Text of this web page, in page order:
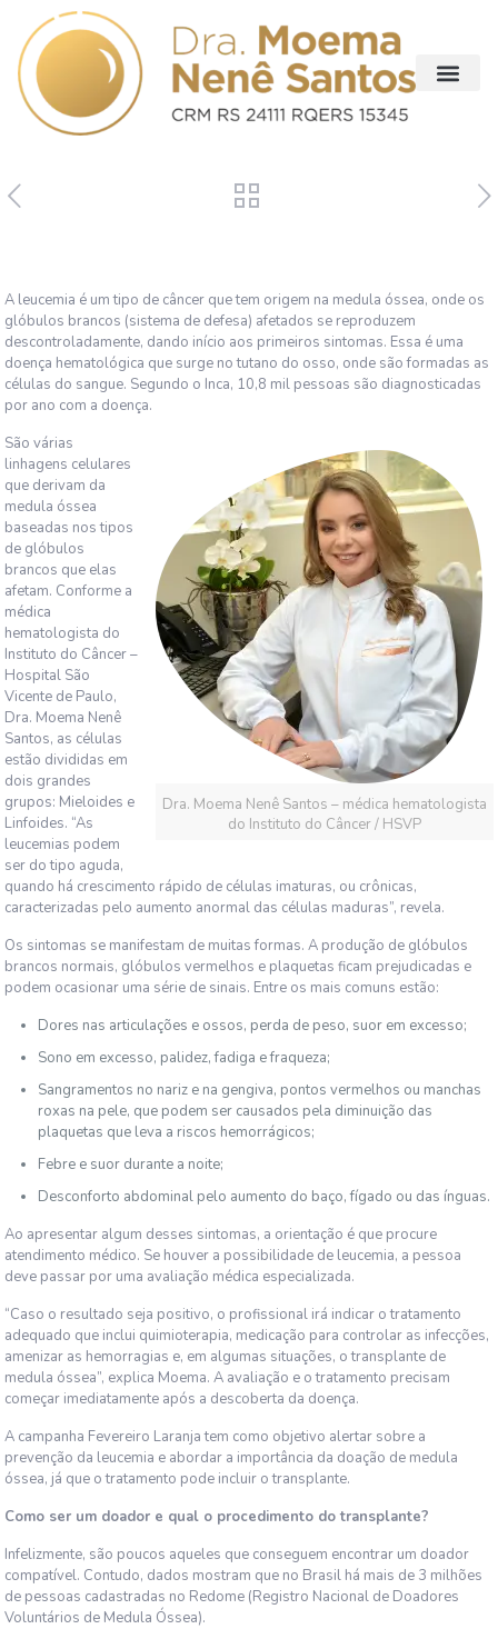
A leucemia é um tipo de câncer que tem origem na medula óssea, onde os
glóbulos brancos (sistema de defesa) afetados se reproduzem
descontroladamente, dando início aos primeiros sintomas. Essa é uma
doença hematológica que surge no tutano do osso, onde são formadas as
células do sangue. Segundo o Inca, 10,8 mil pessoas são diagnosticadas
por ano com a doença.
Dra. Moema Nenê Santos – médica hematologista
do Instituto do Câncer / HSVP
São várias
linhagens celulares
que derivam da
medula óssea
baseadas nos tipos
de glóbulos
brancos que elas
afetam. Conforme a
médica
hematologista do
Instituto do Câncer –
Hospital São
Vicente de Paulo,
Dra. Moema Nenê
Santos, as células
estão divididas em
dois grandes
grupos: Mieloides e
Linfoides. “As
leucemias podem
ser do tipo aguda,
quando há crescimento rápido de células imaturas, ou crônicas,
caracterizadas pelo aumento anormal das células maduras”, revela.
Os sintomas se manifestam de muitas formas. A produção de glóbulos
brancos normais, glóbulos vermelhos e plaquetas ficam prejudicadas e
podem ocasionar uma série de sinais. Entre os mais comuns estão:
Dores nas articulações e ossos, perda de peso, suor em excesso;
Sono em excesso, palidez, fadiga e fraqueza;
Sangramentos no nariz e na gengiva, pontos vermelhos ou manchas
roxas na pele, que podem ser causados pela diminuição das
plaquetas que leva a riscos hemorrágicos;
Febre e suor durante a noite;
Desconforto abdominal pelo aumento do baço, fígado ou das ínguas.
Ao apresentar algum desses sintomas, a orientação é que procure
atendimento médico. Se houver a possibilidade de leucemia, a pessoa
deve passar por uma avaliação médica especializada.
“Caso o resultado seja positivo, o profissional irá indicar o tratamento
adequado que inclui quimioterapia, medicação para controlar as infecções,
amenizar as hemorragias e, em algumas situações, o transplante de
medula óssea”, explica Moema. A avaliação e o tratamento precisam
começar imediatamente após a descoberta da doença.
A campanha Fevereiro Laranja tem como objetivo alertar sobre a
prevenção da leucemia e abordar a importância da doação de medula
óssea, já que o tratamento pode incluir o transplante.
Como ser um doador e qual o procedimento do transplante?
Infelizmente, são poucos aqueles que conseguem encontrar um doador
compatível. Contudo, dados mostram que no Brasil há mais de 3 milhões
de pessoas cadastradas no Redome (Registro Nacional de Doadores
Voluntários de Medula Óssea).